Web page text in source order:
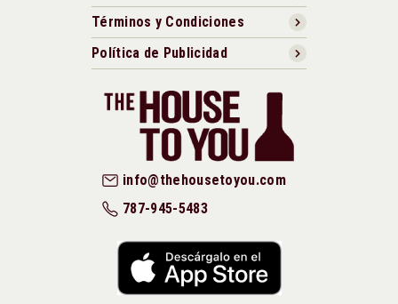
Términos y Condiciones
Política de Publicidad
info@thehousetoyou.com
787-945-5483